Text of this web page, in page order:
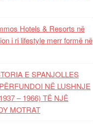
Hotels & Resorts në
i ri lifestyle merr formë në
E SPANJOLLES
NË LUSHNJE
– 1966) TË NJË
MOTRAT